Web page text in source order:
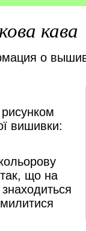
кава
о
вишивки:
що на